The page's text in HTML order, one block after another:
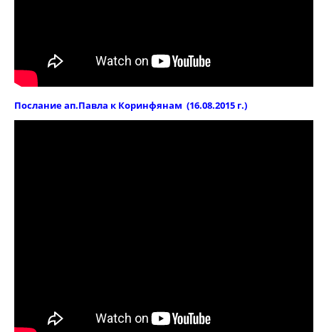
Послание ап.Павла к Коринфянам (16.08.2015 г.)